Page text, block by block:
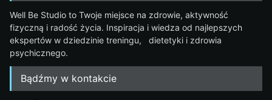
Well Be Studio to Twoje miejsce na zdrowie, aktywność
fizyczną i radość życia. Inspiracja i wiedza od najlepszych
ekspertów w dziedzinie treningu, dietetyki i zdrowia
psychicznego.
Bądźmy w kontakcie